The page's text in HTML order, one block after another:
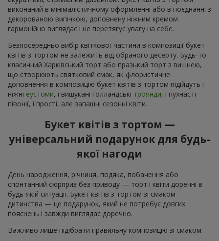
виконаний в мінімалістичному оформленні або в поєднанні з
декорованою випічкою, доповнену ніжним кремом
гармонійно виглядає і не перетягує увагу на себе.
Безпосередньо вибір квіткової частини в композиції букет
квітів з тортом не залежить від обраного десерту. Будь-то
класичний Харківський торт або празький торт з вишнею,
що створюють святковий смак, як флористичне
доповнення в композицію букет квітів з тортом підійдуть і
ніжні еустоми, і вишукані голландські троянди, і пухнасті
півонії, і прості, але запашні сезонні квіти.
Букет квітів з тортом —
універсальний подарунок для будь-
якої нагоди
День народження, річниця, подяка, побачення або
спонтанний сюрприз без приводу — торт і квіти доречні в
будь-якій ситуації. Букет квітів з тортом зі смаком
дитинства — це подарунок, який не потребує довгих
пояснень і завжди виглядає доречно.
Важливо лише підібрати правильну композицію зі смаком: